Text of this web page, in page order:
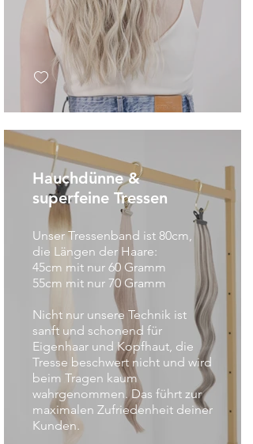
Hauchdünne &
superfeine Tressen
Unser Tressenband ist 80cm,
die Längen der Haare:
45cm mit nur 60 Gramm
55cm mit nur 70 Gramm
Nicht nur unsere Technik ist
sanft und schonend für
Eigenhaar und Kopfhaut, die
Tresse beschwert nicht und wird
beim Tragen kaum
wahrgenommen. Das führt zur
maximalen Zufriedenheit deiner
Kunden.